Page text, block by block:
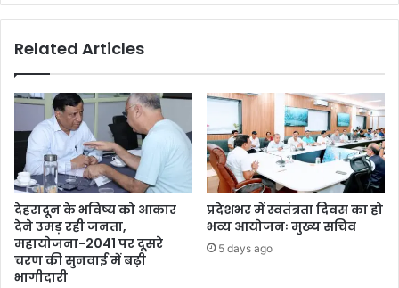
Related Articles
देहरादून के भविष्य को आकार
देने उमड़ रही जनता,
महायोजना-2041 पर दूसरे
चरण की सुनवाई में बढ़ी
भागीदारी
प्रदेशभर में स्वतंत्रता दिवस का हो
भव्य आयोजनः मुख्य सचिव
5 days ago